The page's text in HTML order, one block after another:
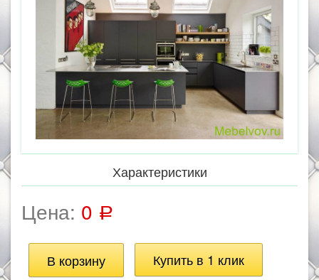
Характеристики
Цена: 0 Р